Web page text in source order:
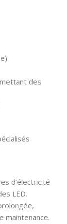
des
d’électricité
LED.
maintenance.